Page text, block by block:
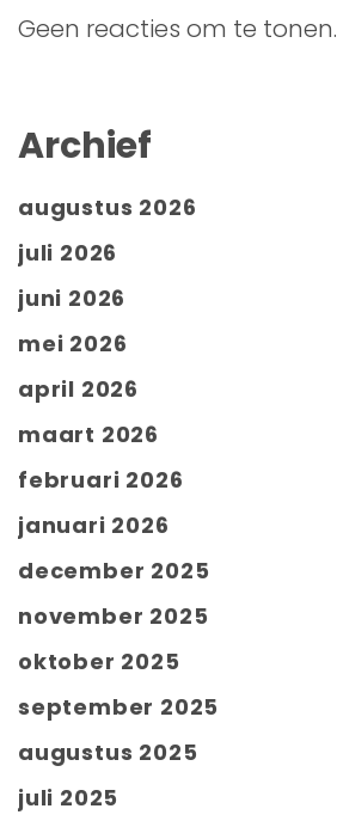
Geen reacties om te tonen.
Archief
augustus 2026
juli 2026
juni 2026
mei 2026
april 2026
maart 2026
februari 2026
januari 2026
december 2025
november 2025
oktober 2025
september 2025
augustus 2025
juli 2025